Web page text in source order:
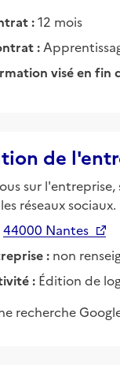
:12 mois
:
visé en fin
de
sur
réseaux sociaux.
44000 Nantes
: non
: Édition de
recherche